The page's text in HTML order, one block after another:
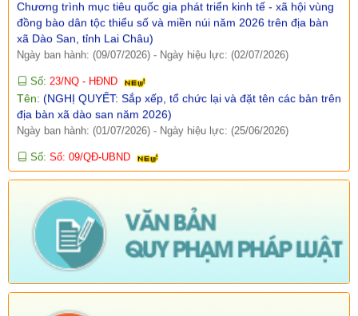
đồng bào dân tộc thiểu số và miền núi năm 2026 trên địa bàn
xã Dào San, tỉnh Lai Châu)
Ngày ban hành: (09/07/2026)
Tên:(NGHỊ QUYẾT: Sắp xếp, tổ chức lại và đặt tên các bản trên
địa bàn xã dào san năm 2026)
Ngày ban hành: (01/07/2026) -Ngày hiệu lực: (25/06/2026)
Tên:(Quyết định công khai danh mục thủ tục hành chính thuộc
thẩm quyền giải quyết của UBND xã Dào San)
Số: Số: 10/QĐ-UBND
(Quyết định về việc công khai danh mục thủ tục hành
chính thực hiện không phụ thuộc vào địa giới hành chính trên
địa bàn xã Dào San)
Ngày ban hành: (15/04/2026) -Ngày hiệu lực: (06/01/2026)
38/PKT - TB